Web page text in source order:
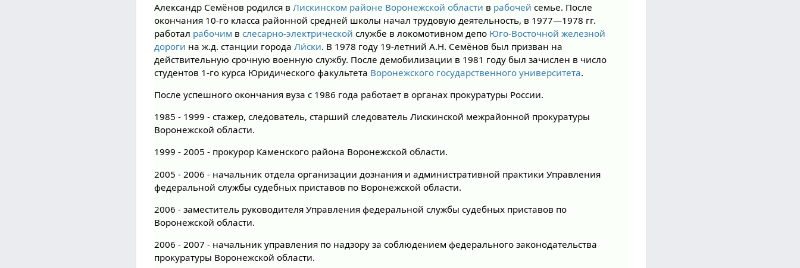
Александр Семёнов родился вЛискинском районе Воронежской области в рабочей семье. После
окончания 10-го класса районной средней школы начал трудовую деятельность, в 1977—1978 гг.
работал рабочим вслесарно-электрической службе в локомотивном депо Юго-Восточной железной
дороги на ж.д. станции городаЛи́ски. В 1978 году 19-летний А.Н. Семёнов был призван на
действительную срочную военную службу. После демобилизации в 1981 году был зачислен в число
студентов 1-го курса Юридического факультета Воронежского государственного университета.
После успешного окончания вуза с 1986 года работает в органах прокуратуры России.
1985 - 1999 - стажер, следователь, старший следователь Лискинской межрайонной прокуратуры
Воронежской области.
1999 - 2005 - прокурор Каменского района Воронежской области.
2005 - 2006 - начальник отдела организации дознания и административной практики Управления
федеральной службы судебных приставов по Воронежской области.
2006 - заместитель руководителя Управления федеральной службы судебных приставов по
Воронежской области.
2006 - 2007 - начальник управления по надзору за соблюдением федерального законодательства
прокуратуры Воронежской области.